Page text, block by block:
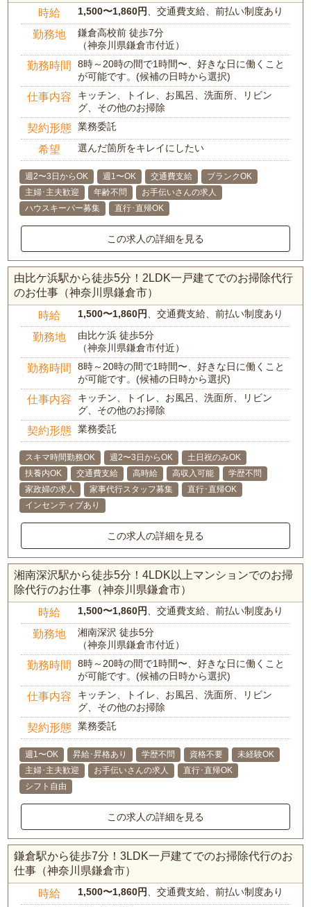
時給 1,500〜1,860円、交通費支給、前払い制度あり
勤務地
鎌倉高校前 徒歩7分
（神奈川県鎌倉市付近）
勤務時間
8時～20時の間で1時間〜、好きな日に働くこと
が可能です。(候補の日時から選択)
仕事内容
キッチン、トイレ、お風呂、洗面所、リビン
グ、その他のお掃除
契約形態 業務委託
希望 選んだ箇所をキレイにしたい
週2〜3日からOK 週1〜OK 交通費支給
ブランクOK
主婦･主夫歓迎
年齢不問
お手伝いさんの求人
ハウスキーパー募集
直行･直帰OK
この求人の詳細を見る
由比ケ浜駅から徒歩5分！2LDK一戸建てでのお掃除代行
のお仕事（神奈川県鎌倉市）
時給 1,500〜1,860円、交通費支給、前払い制度あり
勤務地
由比ケ浜 徒歩5分
（神奈川県鎌倉市付近）
勤務時間
8時～20時の間で1時間〜、好きな日に働くこと
が可能です。(候補の日時から選択)
仕事内容
キッチン、トイレ、お風呂、洗面所、リビン
グ、その他のお掃除
契約形態 業務委託
スキマ時間勤務OK 週2〜3日からOK
土日祝のみOK
扶養内OK
交通費支給 高時給 高収入可能
学歴不問
家政婦の求人
家事代行スタッフ募集
直行･直帰OK
インセンティブあり
この求人の詳細を見る
湘南深沢駅から徒歩5分！4LDK以上マンションでのお掃
除代行のお仕事（神奈川県鎌倉市）
時給 1,500〜1,860円、交通費支給、前払い制度あり
勤務地
湘南深沢 徒歩5分
（神奈川県鎌倉市付近）
勤務時間
8時～20時の間で1時間〜、好きな日に働くこと
が可能です。(候補の日時から選択)
仕事内容
キッチン、トイレ、お風呂、洗面所、リビン
グ、その他のお掃除
契約形態 業務委託
週1〜OK 昇給･昇格あり 学歴不問 資格不要
未経験OK
主婦･主夫歓迎
お手伝いさんの求人
直行･直帰OK
シフト自由
この求人の詳細を見る
鎌倉駅から徒歩7分！3LDK一戸建てでのお掃除代行のお
仕事（神奈川県鎌倉市）
時給 1,500〜1,860円、交通費支給、前払い制度あり